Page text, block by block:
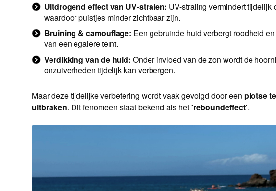
Uitdrogend effect van UV-stralen: UV-straling vermindert tijdelijk
waardoor puistjes minder zichtbaar zijn.
Bruining & camouflage: Een gebruinde huid verbergt roodheid
van een egalere teint.
Verdikking van de huid: Onder invloed van de zon wordt de
onzuiverheden tijdelijk kan verbergen.
Maar deze tijdelijke verbetering wordt vaak gevolgd door een plotse
uitbraken. Dit fenomeen staat bekend als het'reboundeffect'.